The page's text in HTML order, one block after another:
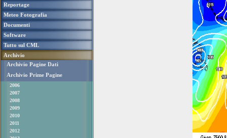
Reportage
Meteo Fotografia
Documenti
Software
Tutto sul CML
Archivio
Archivio Pagine Dati
Archivio Prime Pagine
2006
2007
2008
2009
2010
2011
2012